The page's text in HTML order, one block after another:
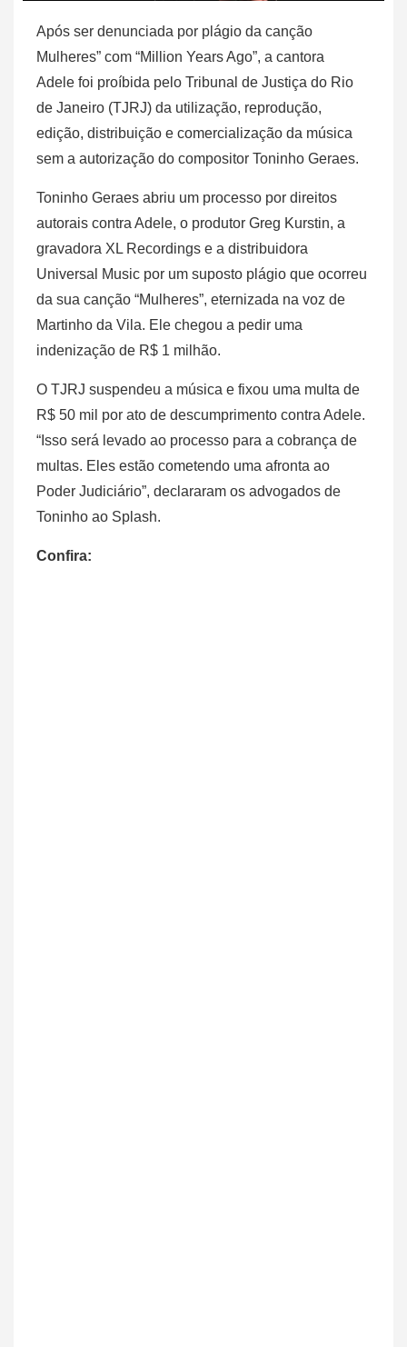
Após ser denunciada por plágio da canção
Mulheres” com “Million Years Ago”, a cantora
Adele foi proíbida pelo Tribunal de Justiça do Rio
de Janeiro (TJRJ) da utilização, reprodução,
edição, distribuição e comercialização da música
sem a autorização do compositor Toninho Geraes.
Toninho Geraes abriu um processo por direitos
autorais contra Adele, o produtor Greg Kurstin, a
gravadora XL Recordings e a distribuidora
Universal Music por um suposto plágio que ocorreu
da sua canção “Mulheres”, eternizada na voz de
Martinho da Vila. Ele chegou a pedir uma
indenização de R$ 1 milhão.
O TJRJ suspendeu a música e fixou uma multa de
R$ 50 mil por ato de descumprimento contra Adele.
“Isso será levado ao processo para a cobrança de
multas. Eles estão cometendo uma afronta ao
Poder Judiciário”, declararam os advogados de
Toninho ao Splash.
Confira: